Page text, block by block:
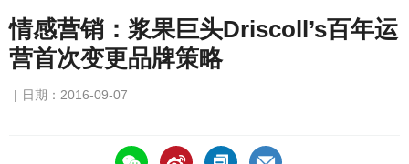
情感营销：浆果巨头Driscoll’s百年运
营首次变更品牌策略
日期：2016-09-07
https://asiafruitchina.net/15669.html